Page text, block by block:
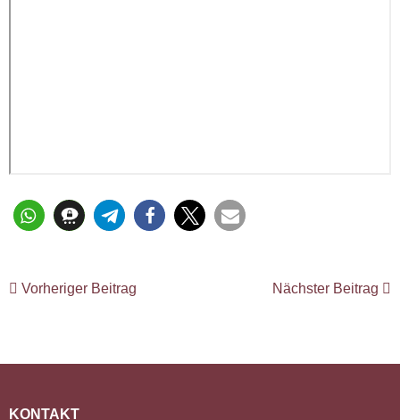
Vorheriger Beitrag Nächster Beitrag
KONTAKT